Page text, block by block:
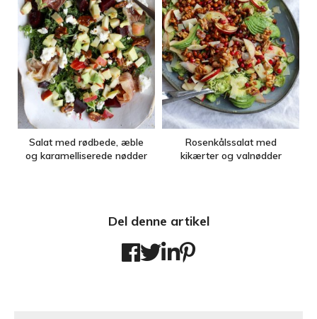
Salat med rødbede, æble
og karamelliserede nødder
Rosenkålssalat med
kikærter og valnødder
Del denne artikel